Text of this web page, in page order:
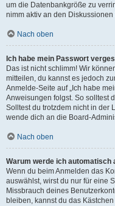
um die Datenbankgröße zu
nimm aktiv an den Diskussionen
Nach oben
Ich habe mein Passwort
Das ist nicht schlimm! Wir
mitteilen, du kannst es jedoch
Anmelde-Seite auf „Ich habe
Anweisungen folgst. So solltest
Solltest du trotzdem nicht in der
wende dich an die Board-
Nach oben
Warum werde ich automatisch
Wenn du beim Anmelden das
auswählst, wirst du nur für eine
Missbrauch deines
bleiben, kannst du das